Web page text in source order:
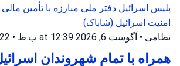
پلیس اسرائیل دفتر ملی مبارزه با تأمین
امنیت اسرائیل (شاباک)
نظامی • آگوست 6, 2026 at 12:39 ب.ظ • 22 ساعت پیش
همراه با تمام شهروندان